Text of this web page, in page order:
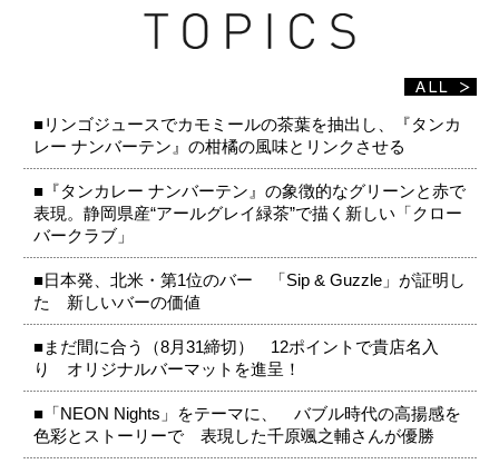
■リンゴジュースでカモミールの茶葉を抽出し、『タンカ
レー ナンバーテン』の柑橘の風味とリンクさせる
■『タンカレー ナンバーテン』の象徴的なグリーンと赤で
表現。静岡県産“アールグレイ緑茶”で描く新しい「クロー
バークラブ」
■日本発、北米・第1位のバー 「Sip & Guzzle」が証明し
た 新しいバーの価値
■まだ間に合う（8月31締切） 12ポイントで貴店名入
り オリジナルバーマットを進呈！
■「NEON Nights」をテーマに、 バブル時代の高揚感を
色彩とストーリーで 表現した千原颯之輔さんが優勝